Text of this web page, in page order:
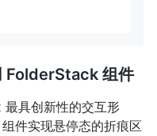
FolderStack 组件
具创新性的交互形
组件实现悬停态的折痕区